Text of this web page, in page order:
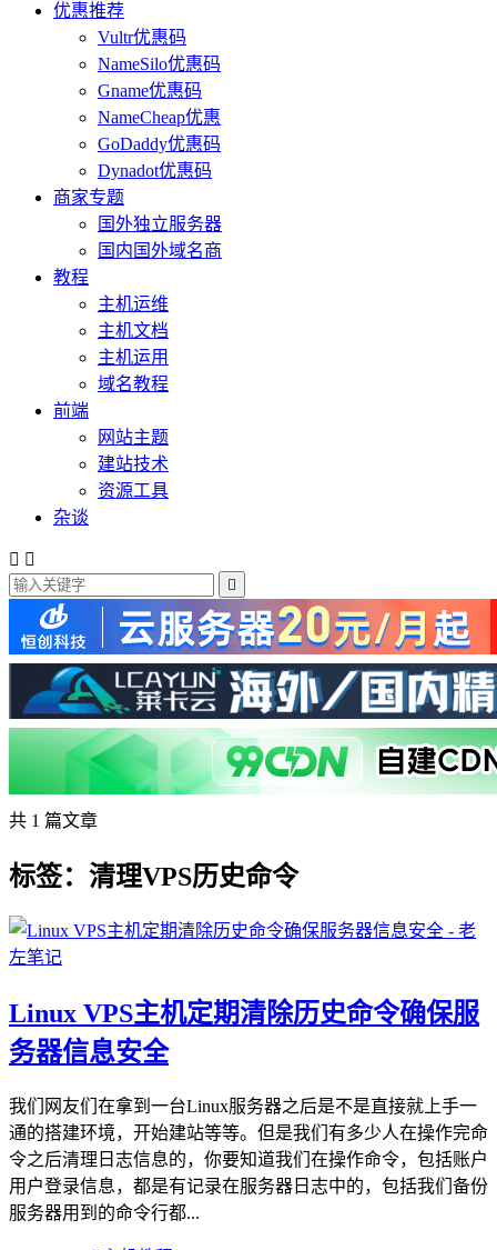
优惠推荐
Vultr优惠码
NameSilo优惠码
Gname优惠码
NameCheap优惠
GoDaddy优惠码
Dynadot优惠码
商家专题
国外独立服务器
国内国外域名商
教程
主机运维
主机文档
主机运用
域名教程
前端
网站主题
建站技术
资源工具
杂谈
 

共 1 篇文章
标签：清理VPS历史命令
Linux VPS主机定期清除历史命令确保服
务器信息安全
我们网友们在拿到一台Linux服务器之后是不是直接就上手一
通的搭建环境，开始建站等等。但是我们有多少人在操作完命
令之后清理日志信息的，你要知道我们在操作命令，包括账户
用户登录信息，都是有记录在服务器日志中的，包括我们备份
服务器用到的命令行都...